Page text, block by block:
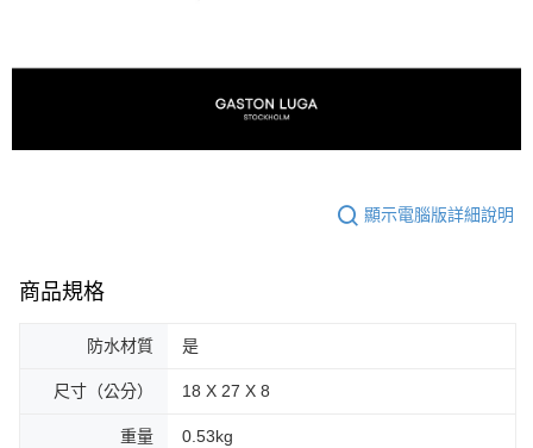
顯示電腦版詳細說明
商品規格
防水材質 是
尺寸（公分） 18 X 27 X 8
重量 0.53kg